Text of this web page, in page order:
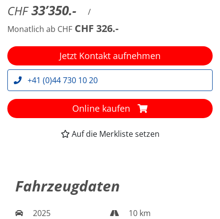
CHF 33’350.-
/
Monatlich ab CHF CHF 326.-
Jetzt Kontakt aufnehmen
+41 (0)44 730 10 20
Online kaufen
Auf die Merkliste setzen
Fahrzeugdaten
2025
10 km